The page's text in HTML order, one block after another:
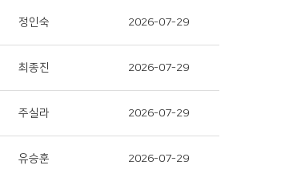
정인숙 2026-07-29
최종진 2026-07-29
주실라 2026-07-29
유승훈 2026-07-29